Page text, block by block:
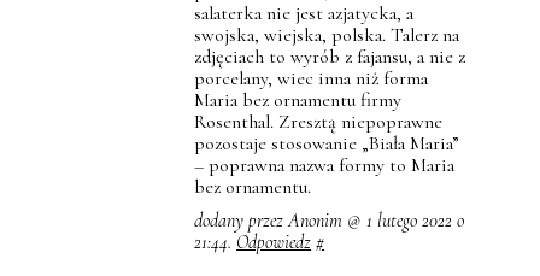
salaterka nie jest azjatycka, a
swojska, wiejska, polska. Talerz na
zdjęciach to wyrób z fajansu, a nie z
porcelany, wiec inna niż forma
Maria bez ornamentu firmy
Rosenthal. Zresztą niepoprawne
pozostaje stosowanie „Biała Maria”
– poprawna nazwa formy to Maria
bez ornamentu.
dodany przez Anonim @ 1 lutego 2022 o
21:44. Odpowiedz #